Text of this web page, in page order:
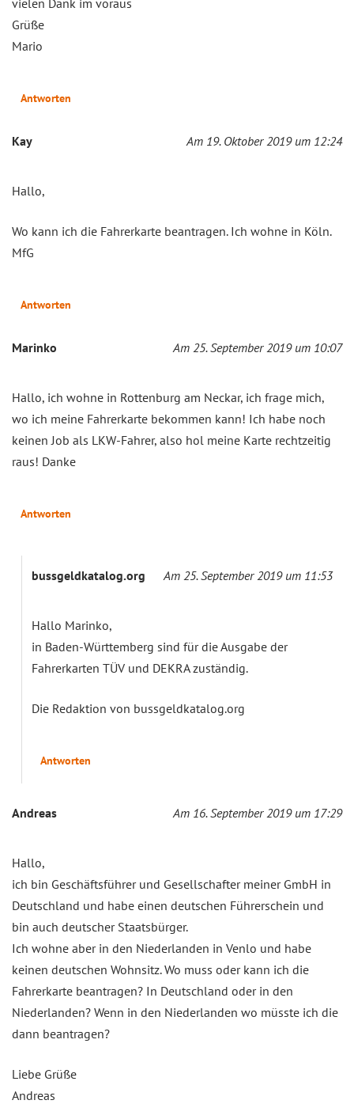
Grüße
Mario
Antworten
Kay Am 19. Oktober 2019 um 12:24
Hallo,
Wo kann ich die Fahrerkarte beantragen. Ich wohne in Köln.
MfG
Antworten
Marinko Am 25. September 2019 um 10:07
Hallo, ich wohne in Rottenburg am Neckar, ich frage mich,
wo ich meine Fahrerkarte bekommen kann! Ich habe noch
keinen Job als LKW-Fahrer, also hol meine Karte rechtzeitig
raus! Danke
Antworten
bussgeldkatalog.org Am 25. September 2019 um 11:53
Hallo Marinko,
in Baden-Württemberg sind für die Ausgabe der
Fahrerkarten TÜV und DEKRA zuständig.
Die Redaktion von bussgeldkatalog.org
Antworten
Andreas Am 16. September 2019 um 17:29
Hallo,
ich bin Geschäftsführer und Gesellschafter meiner GmbH in
Deutschland und habe einen deutschen Führerschein und
bin auch deutscher Staatsbürger.
Ich wohne aber in den Niederlanden in Venlo und habe
keinen deutschen Wohnsitz. Wo muss oder kann ich die
Fahrerkarte beantragen? In Deutschland oder in den
Niederlanden? Wenn in den Niederlanden wo müsste ich die
dann beantragen?
Liebe Grüße
Andreas